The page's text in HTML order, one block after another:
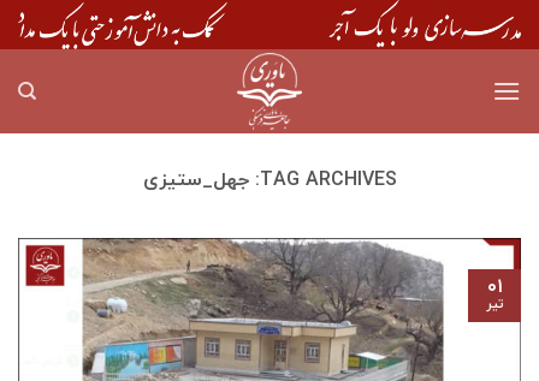
Skip
to
TAG ARCHIVES: جهل_ستیزی
۰۱
تیر